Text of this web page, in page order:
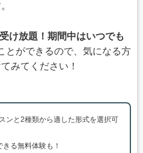
け放題！期間中はいつでも
とができるので、気になる方
みてください！
ンと2種類から適した形式を選択可
る無料体験も！